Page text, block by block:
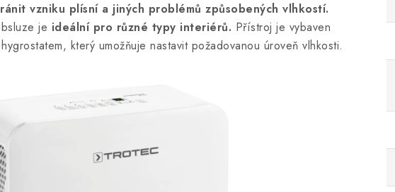
vzniku plísní a jiných problémů způsobených vlhkostí.
je ideální pro různé typy interiérů. Přístroj je vybaven
který umožňuje nastavit požadovanou úroveň vlhkosti.